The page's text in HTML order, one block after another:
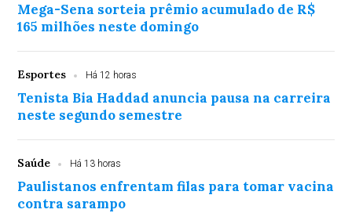
Mega-Sena sorteia prêmio acumulado de R$
165 milhões neste domingo
Esportes Há 12 horas
Tenista Bia Haddad anuncia pausa na carreira
neste segundo semestre
Saúde Há 13 horas
Paulistanos enfrentam filas para tomar vacina
contra sarampo